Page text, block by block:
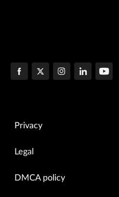
Privacy
Legal
DMCA policy